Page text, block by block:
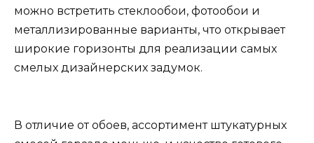
можно встретить стеклообои, фотообои и
металлизированные варианты, что открывает
широкие горизонты для реализации самых
смелых дизайнерских задумок.
В отличие от обоев, ассортимент штукатурных